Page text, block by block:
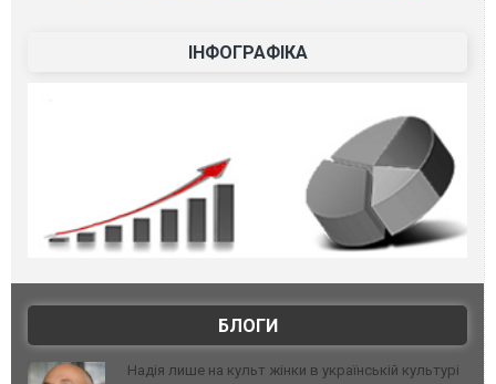
ІНФОГРАФІКА
БЛОГИ
Надія лише на культ жінки в українській культурі